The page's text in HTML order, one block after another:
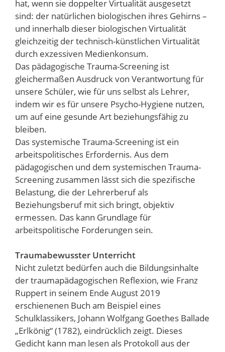
hat, wenn sie doppelter Virtualität ausgesetzt
sind: der natürlichen biologischen ihres Gehirns –
und innerhalb dieser biologischen Virtualität
gleichzeitig der technisch-künstlichen Virtualität
durch exzessiven Medienkonsum.
Das pädagogische Trauma-Screening ist
gleichermaßen Ausdruck von Verantwortung für
unsere Schüler, wie für uns selbst als Lehrer,
indem wir es für unsere Psycho-Hygiene nutzen,
um auf eine gesunde Art beziehungsfähig zu
bleiben.
Das systemische Trauma-Screening ist ein
arbeitspolitisches Erfordernis. Aus dem
pädagogischen und dem systemischen Trauma-
Screening zusammen lässt sich die spezifische
Belastung, die der Lehrerberuf als
Beziehungsberuf mit sich bringt, objektiv
ermessen. Das kann Grundlage für
arbeitspolitische Forderungen sein.
Traumabewusster Unterricht
Nicht zuletzt bedürfen auch die Bildungsinhalte
der traumapädagogischen Reflexion, wie Franz
Ruppert in seinem Ende August 2019
erschienenen Buch am Beispiel eines
Schulklassikers, Johann Wolfgang Goethes Ballade
„Erlkönig“ (1782), eindrücklich zeigt. Dieses
Gedicht kann man lesen als Protokoll aus der